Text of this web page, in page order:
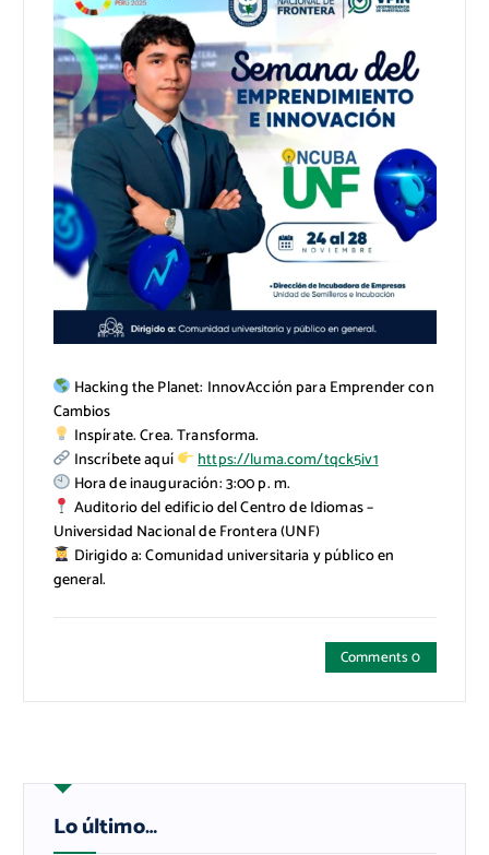
Hacking the Planet: InnovAcción para Emprender con
Cambios
Inspírate. Crea. Transforma.
Inscríbete aquí
https://luma.com/tqck5iv1
Hora de inauguración: 3:00 p. m.
Auditorio del edificio del Centro de Idiomas –
Universidad Nacional de Frontera (UNF)
Dirigido a: Comunidad universitaria y público en
general.
Comments 0
Lo último…